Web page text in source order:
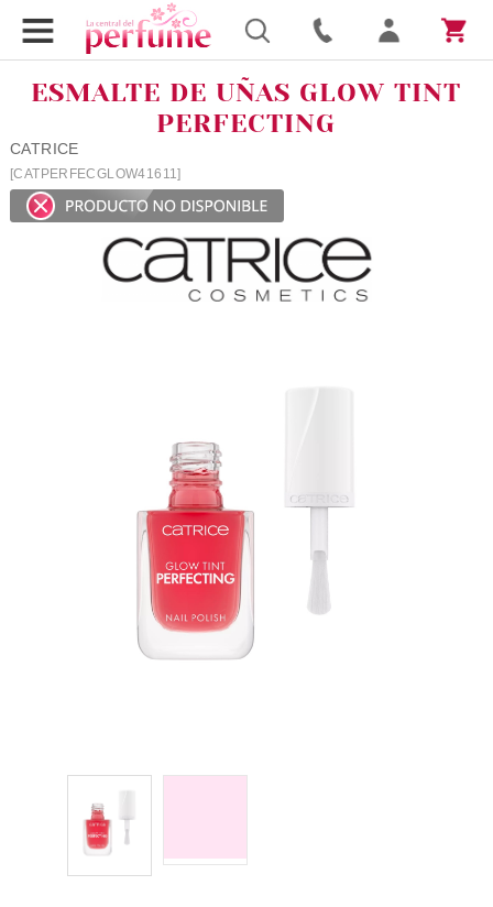
ESMALTE DE UÑAS GLOW TINT
PERFECTING
CATRICE
[CATPERFECGLOW41611]